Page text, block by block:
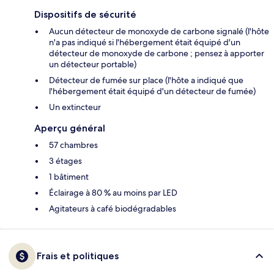
Dispositifs de sécurité
Aucun détecteur de monoxyde de carbone signalé (l'hôte
n'a pas indiqué si l'hébergement était équipé d'un
détecteur de monoxyde de carbone ; pensez à apporter
un détecteur portable)
Détecteur de fumée sur place (l'hôte a indiqué que
l'hébergement était équipé d'un détecteur de fumée)
Un extincteur
Aperçu général
57 chambres
3 étages
1 bâtiment
Éclairage à 80 % au moins par LED
Agitateurs à café biodégradables
Frais et politiques